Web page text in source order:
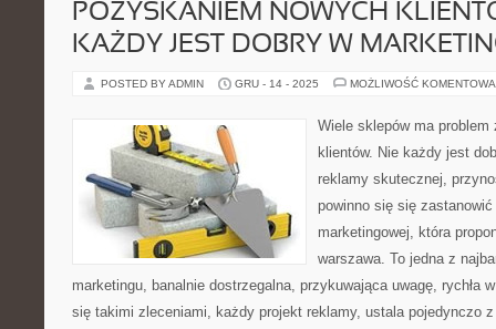
POZYSKANIEM NOWYCH
KAŻDY JEST DOBRY W
POSTED BY ADMIN GRU - 14 - 2025 MOŻLIWOŚĆ
Wiele sklepów ma
klientów. Nie każdy jest
reklamy skutecznej,
powinno się się
marketingowej, która
warszawa. To jedna z
marketingu, banalnie dostrzegalna, przykuwająca uwagę, rychła
się takimi zleceniami, każdy projekt reklamy, ustala pojedynczo